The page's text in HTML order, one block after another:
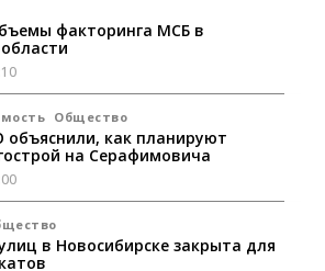
факторинга МСБ в
Общество
как планируют
на Серафимовича
в Новосибирске закрыта для